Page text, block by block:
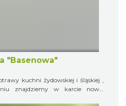
"Basenowa"
kuchni żydowskiej i śląskiej ,
znajdziemy w karcie nowej